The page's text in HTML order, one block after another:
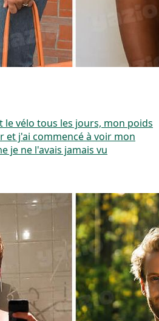
le vélo tous les jours, mon poids
et j'ai commencé à voir mon
je ne l'avais jamais vu